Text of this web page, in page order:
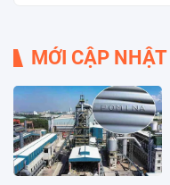
MỚI CẬP NHẬT